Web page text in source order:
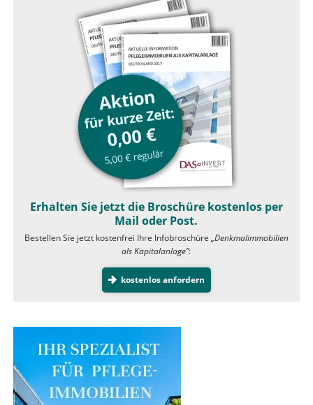
Erhalten Sie jetzt die Broschüre kostenlos per
Mail oder Post.
Bestellen Sie jetzt kostenfrei Ihre Infobroschüre „Denkmalimmobilien
als Kapitalanlage”:
kostenlos anfordern